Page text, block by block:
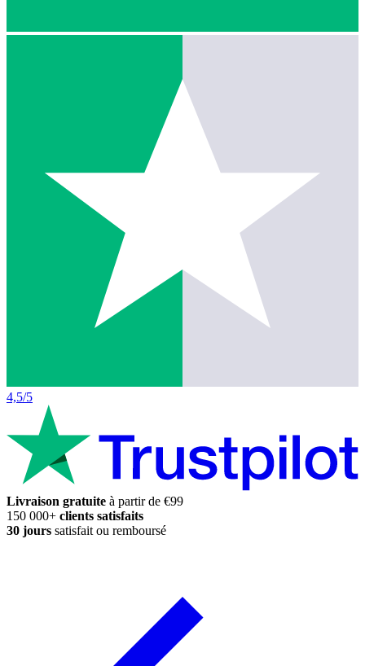
4,5/5
Livraison gratuite à partir de €99
150 000+ clients satisfaits
30 jours satisfait ou remboursé